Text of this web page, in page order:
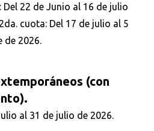
Del 22 de Junio al 16 de julio
cuota: Del 17 de julio al 5
de 2026.
(con
al 31 de julio de 2026.